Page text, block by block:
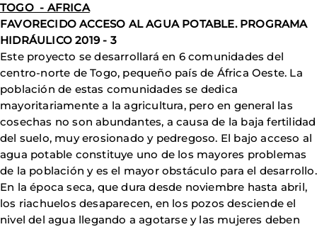
TOGO - AFRICA
FAVORECIDO ACCESO AL AGUA POTABLE. PROGRAMA
HIDRÁULICO 2019 - 3
Este proyecto se desarrollará en 6 comunidades del
centro-norte de Togo, pequeño país de África Oeste. La
población de estas comunidades se dedica
mayoritariamente a la agricultura, pero en general las
cosechas no son abundantes, a causa de la baja fertilidad
del suelo, muy erosionado y pedregoso. El bajo acceso al
agua potable constituye uno de los mayores problemas
de la población y es el mayor obstáculo para el desarrollo.
En la época seca, que dura desde noviembre hasta abril,
los riachuelos desaparecen, en los pozos desciende el
nivel del agua llegando a agotarse y las mujeres deben